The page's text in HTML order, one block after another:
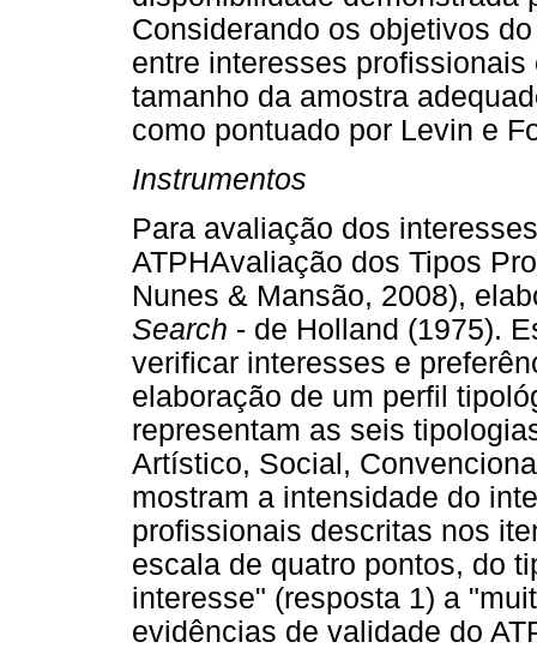
Considerando os objetivos
entre interesses
tamanho da amostra
como pontuado por Levin e
Instrumentos
Para avaliação dos
ATPHAvaliação dos Tipos
Nunes & Mansão, 2008),
Search - de Holland (1975).
verificar interesses e
elaboração de um perfil
representam as seis
Artístico, Social,
mostram a intensidade do
profissionais descritas nos
escala de quatro pontos, do
interesse" (resposta 1) a
evidências de validade do